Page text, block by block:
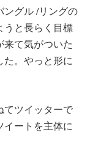
ングル /リングの
うと長らく目標
て気がついた
。やっと形に
てツイッターで
ートを主体に